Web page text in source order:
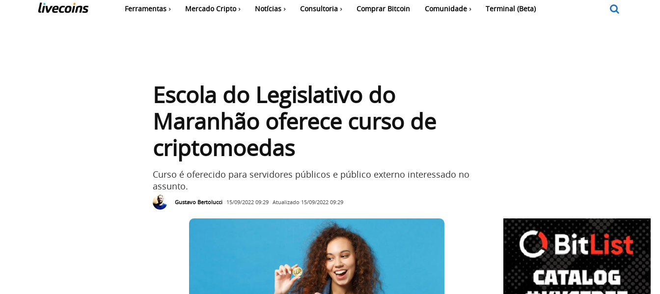
Ferramentas Mercado Cripto Notícias Consultoria Comprar Bitcoin Comunidade Terminal (Beta)
Escola do Legislativo do
Maranhão oferece curso de
criptomoedas
Curso é oferecido para servidores públicos e público externo interessado no
assunto.
Gustavo Bertolucci 15/09/2022 09:29 Atualizado 15/09/2022 09:29